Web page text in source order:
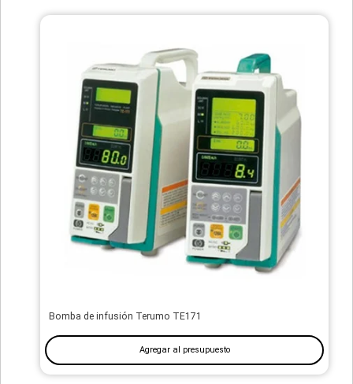
Bomba de infusión Terumo TE171
Agregar al presupuesto